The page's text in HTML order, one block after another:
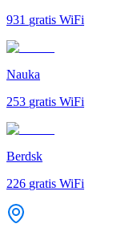
931 gratis WiFi
Nauka
253 gratis WiFi
Berdsk
226 gratis WiFi